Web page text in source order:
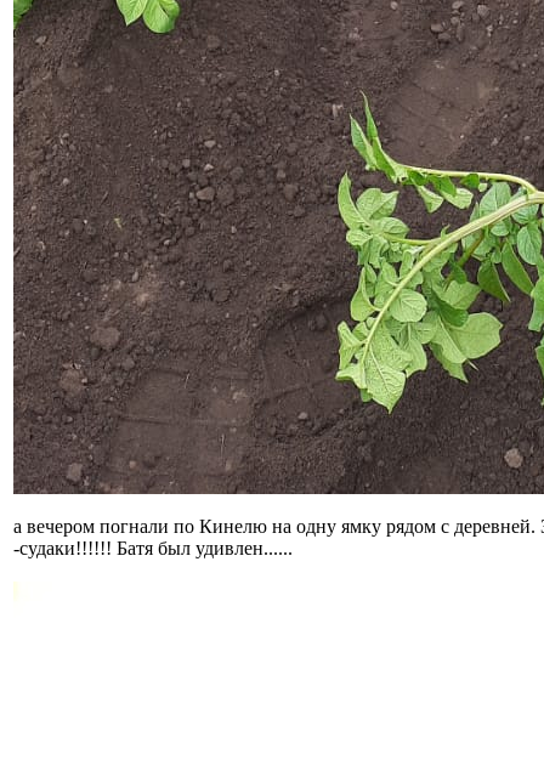
а вечером погнали по Кинелю на одну ямку рядом с
-судаки!!!!!! Батя был удивлен......